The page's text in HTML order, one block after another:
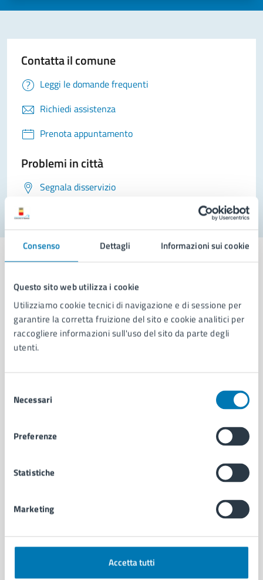
Consenso Dettagli Informazioni sui cookie
Questo sito web utilizza i cookie
Utilizziamo cookie tecnici di navigazione e di sessione per
garantire la corretta fruizione del sito e cookie analitici per
raccogliere informazioni sull'uso del sito da parte degli
utenti.
delNecessari
Preferenze
Statistiche
Marketing
Accetta tutti
Contatta il comune
Leggi le domande frequenti
Richiedi assistenza
Prenota appuntamento
Problemi in città
Segnala disservizio
Comune di Napoli
AMMINISTRAZIONE
Aree amministrative
Uffici
Personale amministrativo
Intranet, posta aziendale e protocollo
CATEGORIE DI SERVIZIO